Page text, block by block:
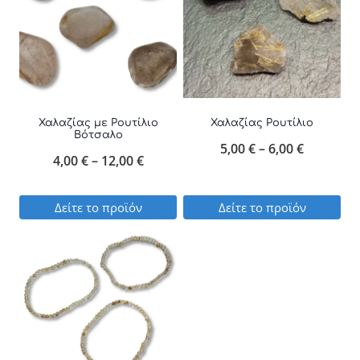
Χαλαζίας με Ρουτίλιο
Βότσαλο
4,00€ – 12,00€Price
through
12,00 €
Δείτε το προϊόν
το
προϊόν
έχει
πολλαπλές
παραλλαγές.
Χαλαζίας Ρουτίλιο
5,00€–6,00€Price
5,00 €
through
Δείτε το προϊόν